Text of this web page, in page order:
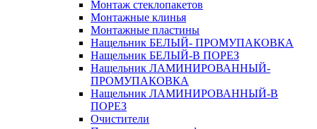
Монтаж стеклопакетов
Монтажные клинья
Монтажные пластины
Нащельник БЕЛЫЙ- ПРОМУПАКОВКА
Нащельник БЕЛЫЙ-В ПОРЕЗ
Нащельник ЛАМИНИРОВАННЫЙ-
ПРОМУПАКОВКА
Нащельник ЛАМИНИРОВАННЫЙ-В
ПОРЕЗ
Очистители